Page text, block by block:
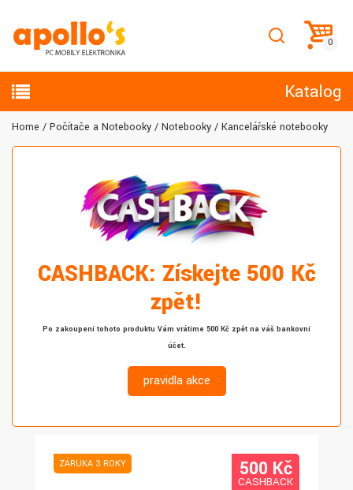
Katalog
Home Počítače a Notebooky Notebooky Kancelářské notebooky
CASHBACK: Získejte 500 Kč
zpět!
Po zakoupení tohoto produktu Vám vrátíme 500 Kč zpět na váš bankovní
účet.
pravidla akce
500 Kč
CASHBACK
ZÁRUKA 3 ROKY